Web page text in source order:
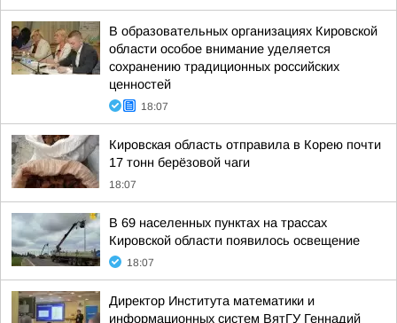
В образовательных организациях Кировской
области особое внимание уделяется
сохранению традиционных российских
ценностей
18:07
Кировская область отправила в Корею почти
17 тонн берёзовой чаги
18:07
В 69 населенных пунктах на трассах
Кировской области появилось освещение
18:07
Директор Института математики и
информационных систем ВятГУ Геннадий